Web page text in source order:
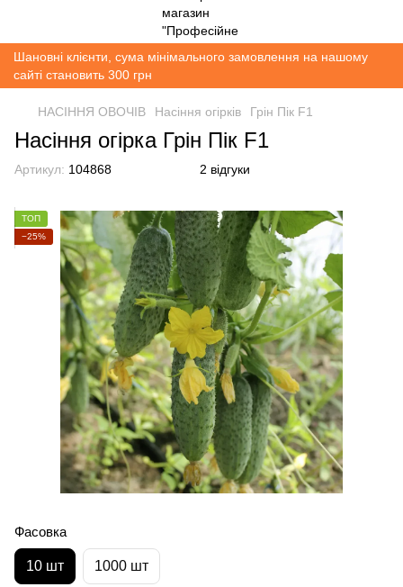
Шановні клієнти, сума мінімального замовлення на нашому
сайті становить 300 грн
НАСІННЯ ОВОЧІВ Насіння огірків Грін Пік F1
Насіння огірка Грін Пік F1
Артикул: 104868 2 відгуки
ТОП
−25%
Фасовка
10 шт 1000 шт